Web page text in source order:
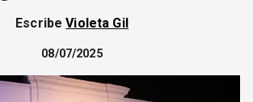
SOCIEDAD Y CULTURA
JUVENTUD
CORREO DE LECTORES
DEBATE
EscribeVioleta Gil
08/07/2025